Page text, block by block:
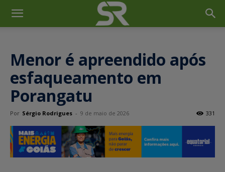
Menor é apreendido após
esfaqueamento em
Porangatu
Por Sérgio Rodrigues - 9 de maio de 2026 331